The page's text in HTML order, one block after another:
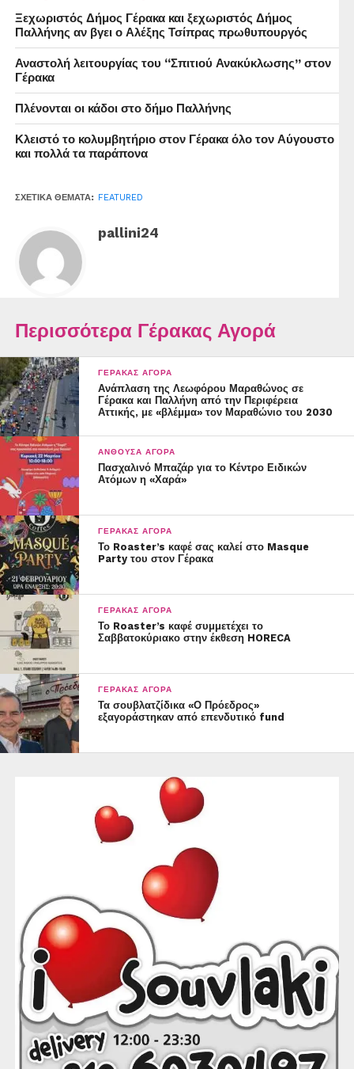
Ξεχωριστός Δήμος Γέρακα και ξεχωριστός Δήμος
Παλλήνης αν βγει ο Αλέξης Τσίπρας πρωθυπουργός
Αναστολή λειτουργίας του “Σπιτιού Ανακύκλωσης” στον
Γέρακα
Πλένονται οι κάδοι στο δήμο Παλλήνης
Κλειστό το κολυμβητήριο στον Γέρακα όλο τον Αύγουστο
και πολλά τα παράπονα
ΣΧΕΤΙΚΆ ΘΈΜΑΤΑ: FEATURED
pallini24
Περισσότερα Γέρακας Αγορά
ΓΈΡΑΚΑΣ ΑΓΟΡΆ
Ανάπλαση της Λεωφόρου Μαραθώνος σε
Γέρακα και Παλλήνη από την Περιφέρεια
Αττικής, με «βλέμμα» τον Μαραθώνιο του 2030
ΑΝΘΟΎΣΑ ΑΓΟΡΆ
Πασχαλινό Μπαζάρ για το Κέντρο Ειδικών
Ατόμων η «Χαρά»
ΓΈΡΑΚΑΣ ΑΓΟΡΆ
Το Roaster’s καφέ σας καλεί στο Masque
Party του στον Γέρακα
ΓΈΡΑΚΑΣ ΑΓΟΡΆ
Το Roaster’s καφέ συμμετέχει το
Σαββατοκύριακο στην έκθεση HORECA
ΓΈΡΑΚΑΣ ΑΓΟΡΆ
Τα σουβλατζίδικα «Ο Πρόεδρος»
εξαγοράστηκαν από επενδυτικό fund